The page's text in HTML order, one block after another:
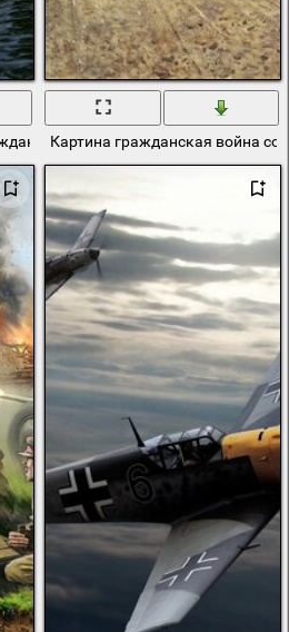
войны
Картина гражданская война